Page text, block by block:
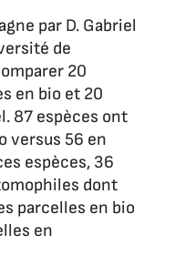
par D. Gabriel
de
20
en bio et 20
87 espèces ont
versus 56 en
espèces, 36
dont
parcelles en bio
en